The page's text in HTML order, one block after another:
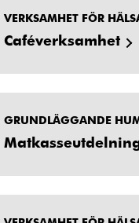
VERKSAMHET FÖR
Caféverksamhet
GRUNDLÄGGANDE